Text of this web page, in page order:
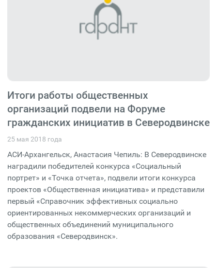
Итоги работы общественных
организаций подвели на Форуме
гражданских инициатив в Северодвинске
25 мая 2018 года
АСИ-Архангельск, Анастасия Чепиль: В Северодвинске
наградили победителей конкурса «Социальный
портрет» и «Точка отчета», подвели итоги конкурса
проектов «Общественная инициатива» и представили
первый «Справочник эффективных социально
ориентированных некоммерческих организаций и
общественных объединений муниципального
образования «Северодвинск».